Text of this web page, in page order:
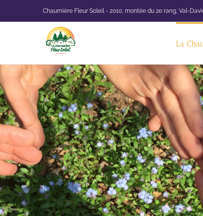
Chaumière Fleur Soleil - 2010, montée du 2e rang, Val-
La